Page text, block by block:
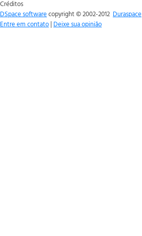
Créditos
DSpace softwarecopyright © 2002-2012 Duraspace
Entre em contato | Deixe sua opinião